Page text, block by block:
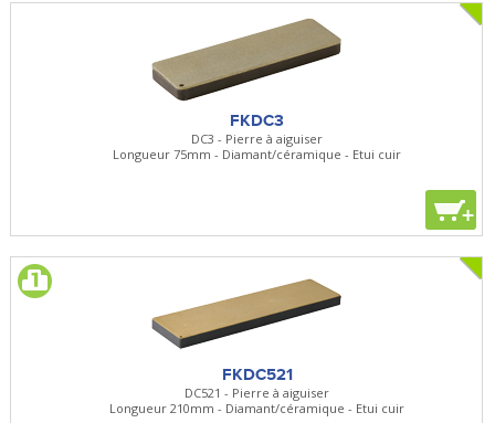
FKDC3
DC3 - Pierre à aiguiser
Longueur 75mm - Diamant/céramique - Etui cuir
+
FKDC521
DC521 - Pierre à aiguiser
Longueur 210mm - Diamant/céramique - Etui cuir